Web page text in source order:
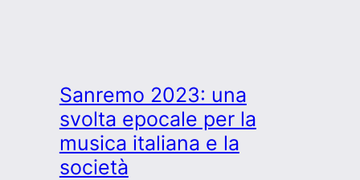
e
perché
è
Sanremo 2023: una
svolta epocale per la
musica italiana e la
società